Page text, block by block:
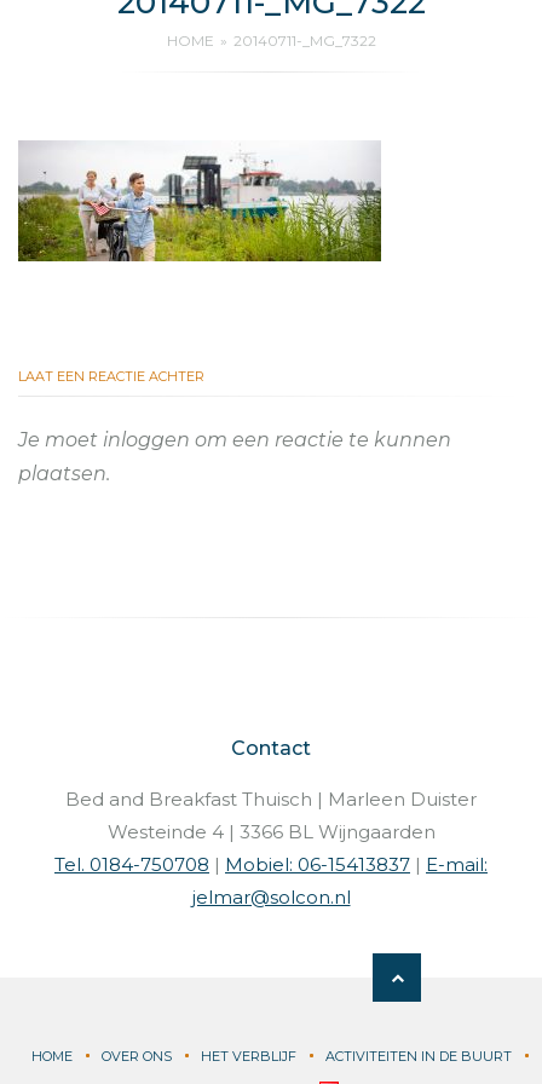
HOME 20140711-_MG_7322
LAAT EEN REACTIE ACHTER
Je moet inloggen om een reactie te kunnen
plaatsen.
Contact
Bed and Breakfast Thuisch | Marleen Duister
Westeinde 4 | 3366 BL Wijngaarden
Tel. 0184-750708 | Mobiel: 06-15413837 | E-mail:
jelmar@solcon.nl
HOME OVER ONS HET VERBLIJF
ACTIVITEITEN IN DE BUURT